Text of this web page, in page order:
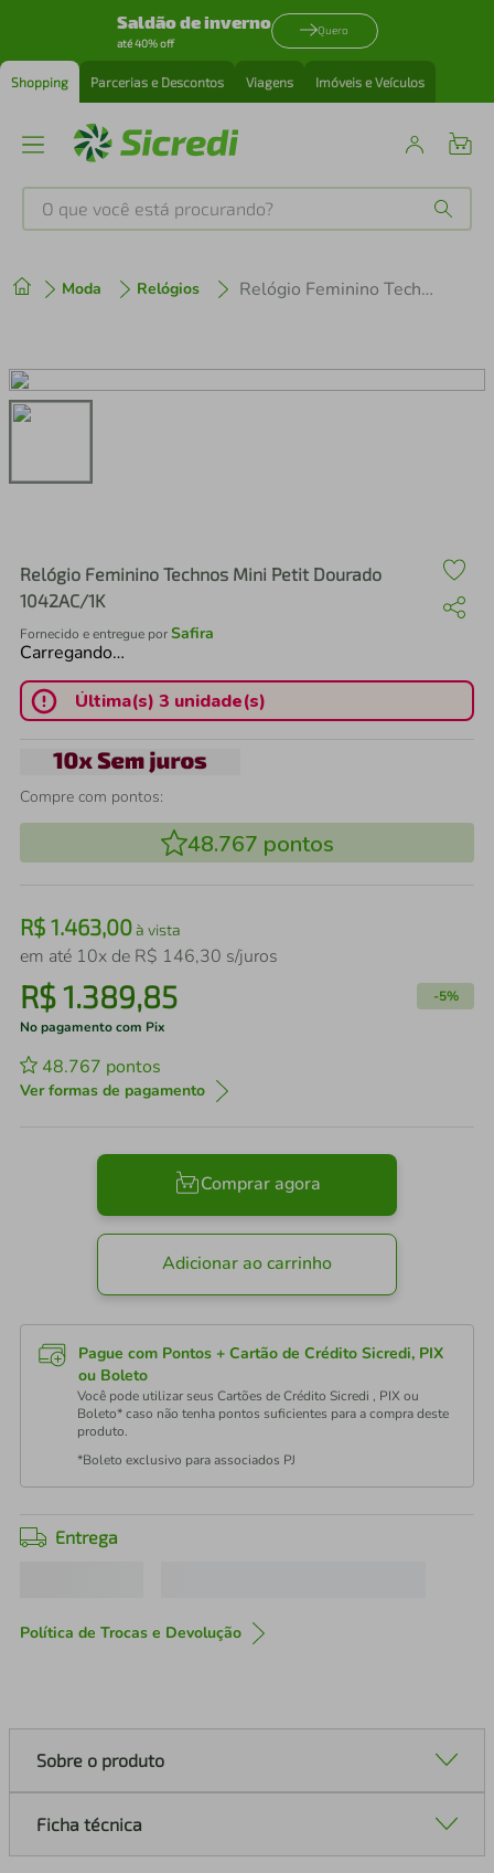
Saldão de inverno
até 40% off
Quero
Shopping Parcerias e Descontos Viagens Imóveis e Veículos
O que você está procurando?
Moda Relógios Relógio Feminino Technos Mini Petit Dourado 1042AC/1K
Relógio Feminino Technos Mini Petit Dourado
1042AC/1K
Fornecido e entregue porSafira
Carregando…
Última(s) 3 unidade(s)
Compre com pontos:
48.767 pontos
R$ 1.463,00à vista
em até 10x de R$ 146,30 s/juros
R$1.389,85 -5%
No pagamento com Pix
48.767 pontos
Ver formas de pagamento
Comprar agora
Adicionar ao carrinho
Pague com Pontos + Cartão de Crédito Sicredi, PIX
ou Boleto
Você pode utilizar seus Cartões de Crédito Sicredi , PIX ou
Boleto* caso não tenha pontos suficientes para a compra deste
produto.
*Boleto exclusivo para associados PJ
Entrega
Política de Trocas e Devolução
Sobre o produto
Ficha técnica
2º cafeteira